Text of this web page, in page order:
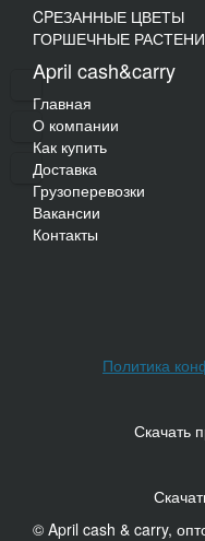
CPЕЗАННЫЕ ЦВЕТЫ
ГОРШЕЧНЫЕ
April cash&carry
Главная
О компании
Как купить
Доставка
Грузоперевозки
Вакансии
Контакты
Политика
Скачать
© April cash & carry,